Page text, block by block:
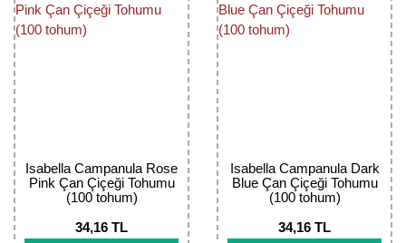
Isabella Campanula Rose
Pink Çan Çiçeği Tohumu
(100 tohum)
34,16 TL
Isabella Campanula Dark
Blue Çan Çiçeği Tohumu
(100 tohum)
34,16 TL
Kiraz Fidanı
Kuşburnu Fidanı
Liçi Fidanı